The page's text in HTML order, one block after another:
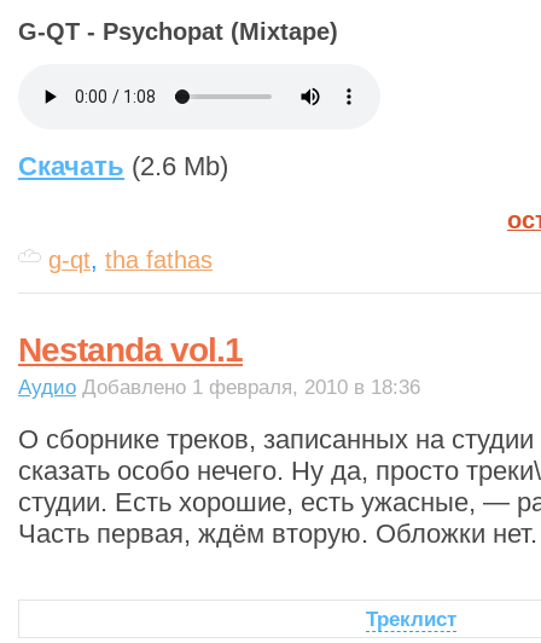
G-QT - Psychopat (Mixtape)
Скачать (2.6 Mb)
g-qt, tha fathas
Nestanda vol.1
Аудио Добавлено 1 февраля, 2010 в 18:36
О сборнике треков, записанных на студии
сказать особо нечего. Ну да, просто
студии. Есть хорошие, есть ужасные, —
Часть первая, ждём вторую. Обложки нет.
Треклист